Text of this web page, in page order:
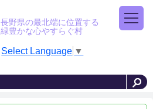
長野県の最北端に位置する
緑豊かな心やすらぐ村
Select Language ▼